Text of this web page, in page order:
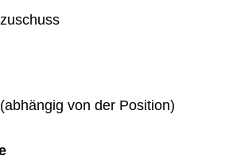
von der Position)